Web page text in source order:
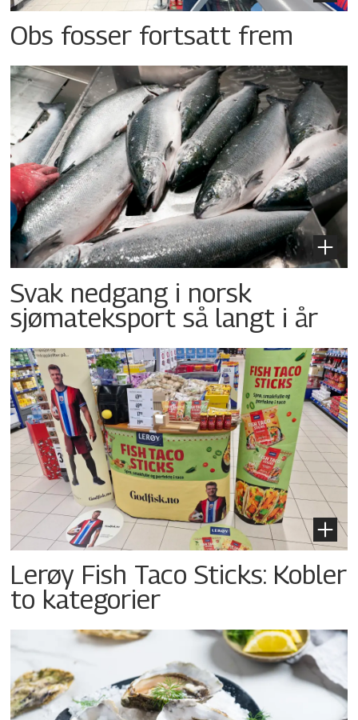
Obs fosser fortsatt frem
Svak nedgang i norsk
sjømateksport så langt i år
Lerøy Fish Taco Sticks: Kobler
to kategorier